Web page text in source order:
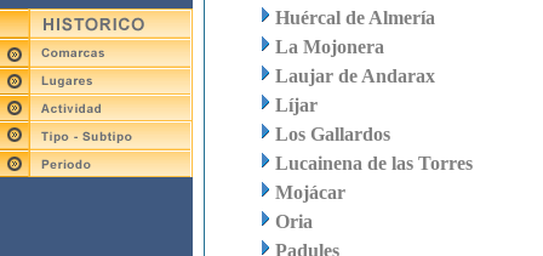
Huércal de Almería
La Mojonera
Laujar de Andarax
Líjar
Los Gallardos
Lucainena de las Torres
Mojácar
Oria
Padules